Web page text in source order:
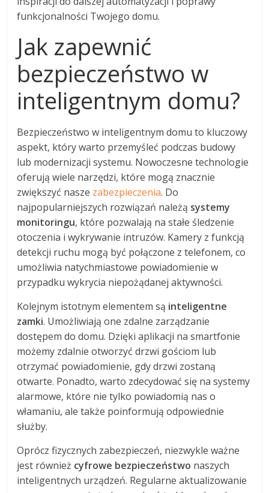
funkcjonalności Twojego domu.
Jak zapewnić
bezpieczeństwo w
inteligentnym domu?
Bezpieczeństwo w inteligentnym domu to kluczowy
aspekt, który warto przemyśleć podczas budowy
lub modernizacji systemu. Nowoczesne technologie
oferują wiele narzędzi, które mogą znacznie
zwiększyć nasze zabezpieczenia. Do
najpopularniejszych rozwiązań należą systemy
monitoringu, które pozwalają na stałe śledzenie
otoczenia i wykrywanie intruzów. Kamery z funkcją
detekcji ruchu mogą być połączone z telefonem, co
umożliwia natychmiastowe powiadomienie w
przypadku wykrycia niepożądanej aktywności.
Kolejnym istotnym elementem są inteligentne
zamki. Umożliwiają one zdalne zarządzanie
dostępem do domu. Dzięki aplikacji na smartfonie
możemy zdalnie otworzyć drzwi gościom lub
otrzymać powiadomienie, gdy drzwi zostaną
otwarte. Ponadto, warto zdecydować się na systemy
alarmowe, które nie tylko powiadomią nas o
włamaniu, ale także poinformują odpowiednie
służby.
Oprócz fizycznych zabezpieczeń, niezwykle ważne
jest również cyfrowe bezpieczeństwo naszych
inteligentnych urządzeń. Regularne aktualizowanie